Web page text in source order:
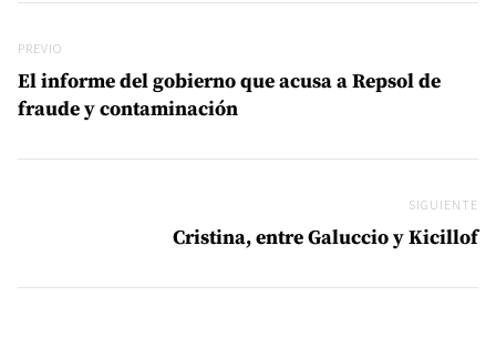
Previo
PREVIO
El informe del gobierno que acusa a Repsol de
fraude y contaminación
SIGUIENTE
Cristina, entre Galuccio y Kicillof